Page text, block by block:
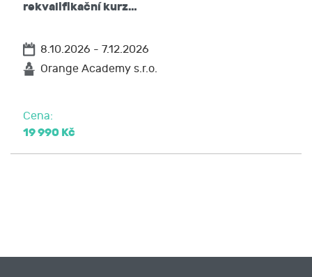
rekvalifikační kurz…
8.10.2026 - 7.12.2026
Orange Academy s.r.o.
Cena:
19 990 Kč